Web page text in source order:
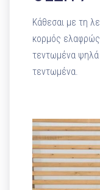
Κάθεσαι με τη
κορμός
τεντωμένα ψηλά
τεντωμένα.